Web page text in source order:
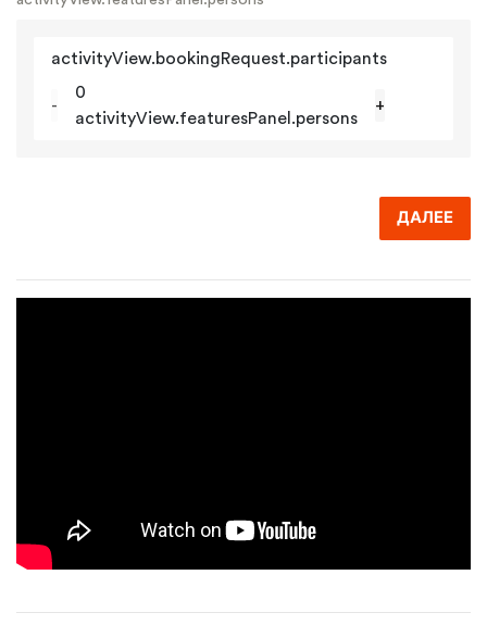
activityView.bookingRequest.participants
-
0
activityView.featuresPanel.persons
+
ДАЛЕЕ